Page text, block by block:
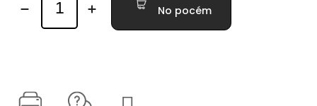
No pocém